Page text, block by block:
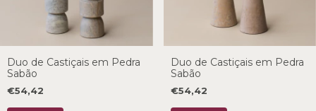
Duo de Castiçais em Pedra
Sabão
€54,42
Duo de Castiçais em Pedra
Sabão
€54,42